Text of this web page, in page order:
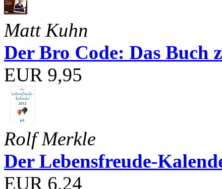
Matt Kuhn
Der Bro Code: Das Buch
EUR 9,95
Rolf Merkle
Der Lebensfreude-
EUR 6,24